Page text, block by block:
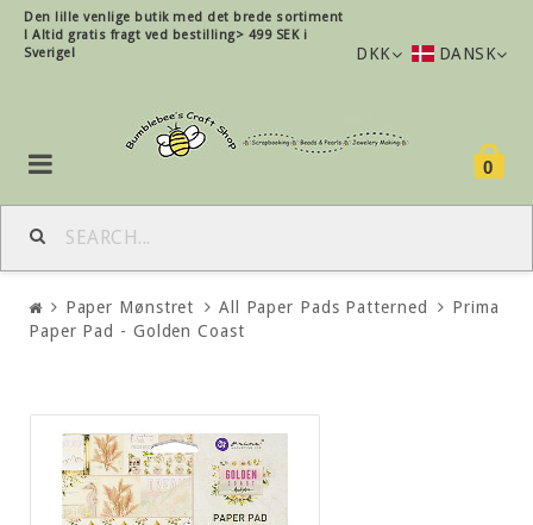
Den lille venlige butik med det brede sortiment
! Altid gratis fragt ved bestilling> 499 SEK i
Sverige!
DKK DANSK
0
Paper Mønstret All Paper Pads Patterned
Prima
Paper Pad - Golden Coast